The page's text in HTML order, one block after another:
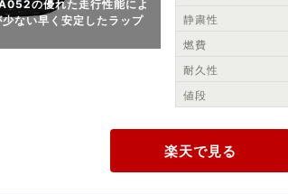
の優れた走行性能によ
ない早く安定したラップ
静粛性
燃費
耐久性
値段